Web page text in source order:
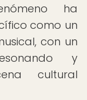
ha
como un
con un
y
cultural